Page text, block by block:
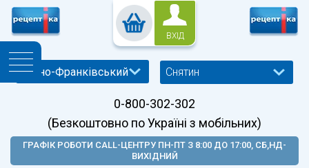
ВХІД
Снятин
0-800-302-302
(Безкоштовно по Україні з мобільних)
ГРАФІК РОБОТИ CALL-ЦЕНТРУ ПН-ПТ З 8:00 ДО 17:00, СБ,НД-
ВИХІДНИЙ